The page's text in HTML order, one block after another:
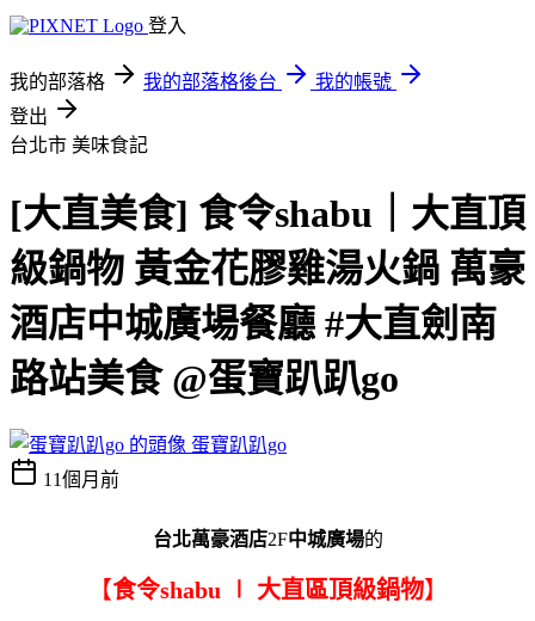
登入
我的部落格 我的部落格後台
我的帳號
登出
台北市 美味食記
[大直美食] 食令shabu｜大直頂
級鍋物 黃金花膠雞湯火鍋 萬豪
酒店中城廣場餐廳 #大直劍南
路站美食 @蛋寶趴趴go
蛋寶趴趴go
11個月前
台北萬豪酒店2F中城廣場的
【食令shabu ∣ 大直區頂級鍋物】